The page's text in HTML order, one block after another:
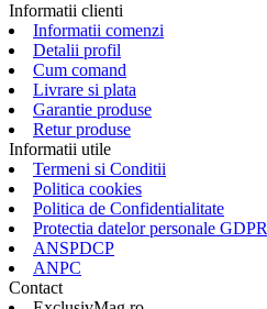
Informatii clienti
Informatii comenzi
Detalii profil
Cum comand
Livrare si plata
Garantie produse
Retur produse
Informatii utile
Termeni si Conditii
Politica cookies
Politica de Confidentialitate
Protectia datelor personale GDPR
ANSPDCP
ANPC
Contact